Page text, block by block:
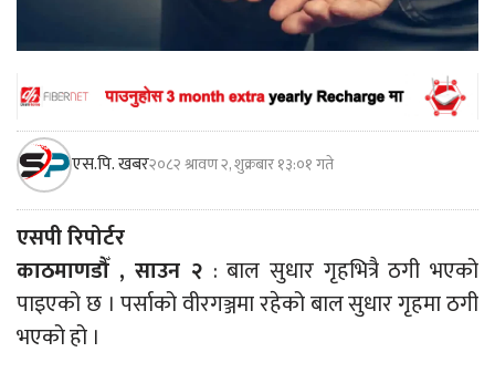
एस.पि. खबर२०८२ श्रावण २, शुक्रबार १३:०१ गते
एसपी रिपोर्टर
काठमाणडौँ , साउन २ : बाल सुधार गृहभित्रै ठगी भएको
पाइएको छ । पर्साको वीरगञ्जमा रहेको बाल सुधार गृहमा ठगी
भएको हो ।